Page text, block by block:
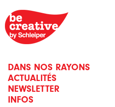
DANS NOS RAYONS
ACTUALITÉS
NEWSLETTER
INFOS